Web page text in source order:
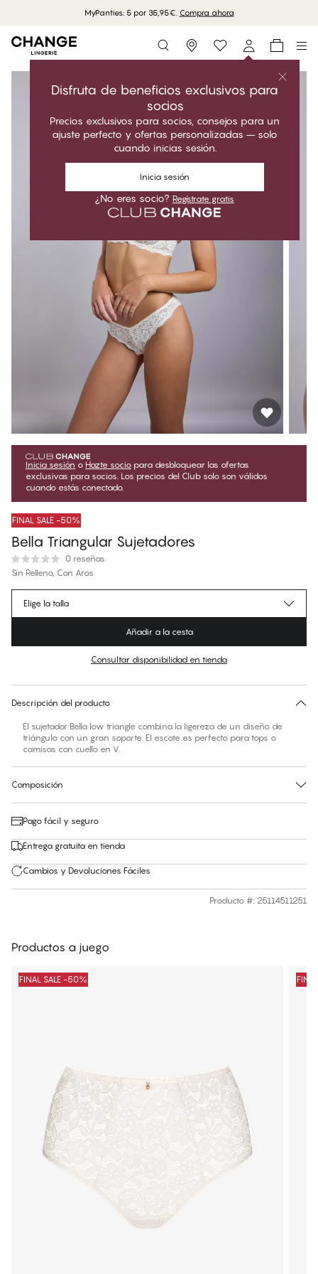
MyPanties: 5 por 35,95€. Compra ahora
Storefinder
Disfruta de beneficios exclusivos para
socios
Precios exclusivos para socios, consejos para un
ajuste perfecto y ofertas personalizadas – solo
cuando inicias sesión.
Inicia sesión
¿No eres socio? Regístrate gratis
Inicia sesión o Hazte socio para desbloquear las ofertas
exclusivas para socios. Los precios del Club solo son válidos
cuando estás conectado.
FINAL SALE -50%
Bella Triangular Sujetadores
0 reseñas
Sin Relleno, Con Aros
€59.95 Precio regular
Encuentra tu talla
Elige la talla
Añadir a la cesta
Consultar disponibilidad en tienda
Descripción del producto
El sujetador Bella low triangle combina la ligereza de un diseño de
triángulo con un gran soporte. El escote es perfecto para tops o
camisas con cuello en V.
Composición
Pago fácil y seguro
Entrega gratuita en tienda
Cambios y Devoluciones Fáciles
Producto #: 25114511251
Productos a juego
FINAL SALE -50%